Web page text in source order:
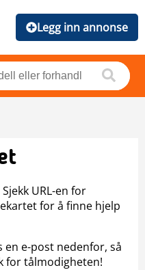
Legg inn annonse
URL-en for
for å finne hjelp
en e-post nedenfor, så
for tålmodigheten!